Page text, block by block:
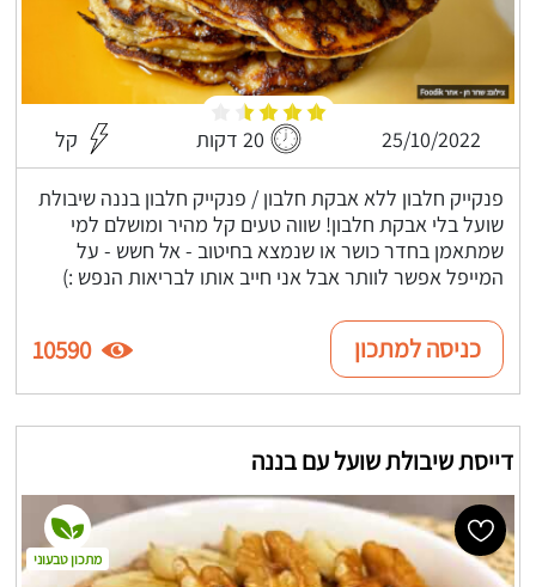
25/10/2022 20 דקות קל
פנקייק חלבון ללא אבקת חלבון / פנקייק חלבון בננה שיבולת
שועל בלי אבקת חלבון! שווה טעים קל מהיר ומושלם למי
שמתאמן בחדר כושר או שנמצא בחיטוב - אל חשש - על
המייפל אפשר לוותר אבל אני חייב אותו לבריאות הנפש :)
כניסה למתכון 10590
דייסת שיבולת שועל עם בננה
מתכון טבעוני